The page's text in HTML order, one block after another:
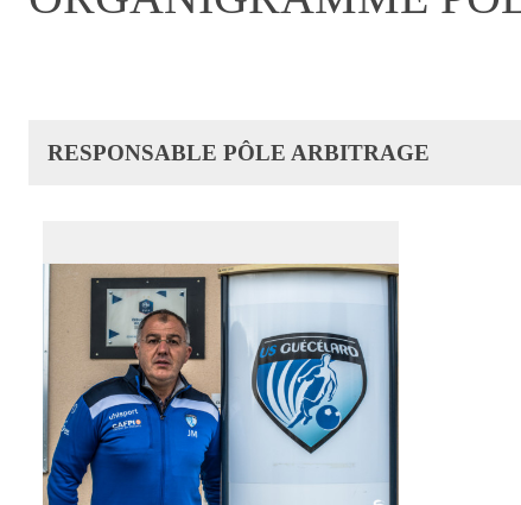
RESPONSABLE PÔLE ARBITRAGE